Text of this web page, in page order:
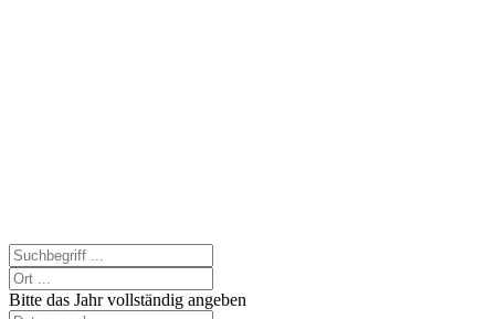
Bitte das Jahr vollständig angeben